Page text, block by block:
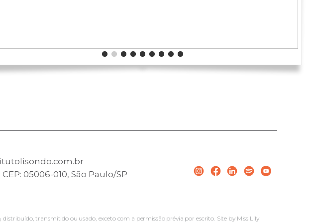
CEP: 05006-010, São Paulo/SP
transmitido ou usado, exceto com a permissão prévia por escrito. Site by Miss Lily